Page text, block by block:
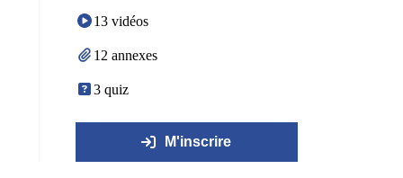
13 vidéos
12 annexes
3 quiz
M'inscrire